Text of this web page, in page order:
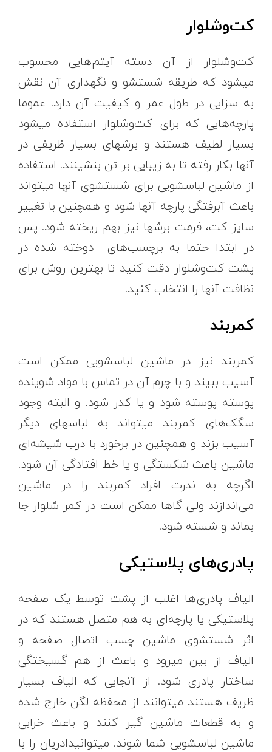
کت‌و‌شلوار
کت‌و‌شلوار از آن دسته آیتم‌هایی محسوب
میشود که طریقه شستشو و نگهداری آن نقش
به سزایی در طول عمر و کیفیت آن دارد. عموما
پارچه‌هایی که برای کت‌و‌شلوار استفاده میشود
بسیار لطیف هستند و برشهای بسیار ظریفی در
آنها بکار رفته تا به زیبایی بر تن بنشینند. استفاده
از ماشین لباسشویی برای شستشوی آنها میتواند
باعث آبرفتگی پارچه آنها شود و همچنین با تغییر
سایز کت، فرمت برشها نیز بهم ریخته شود. پس
در ابتدا حتما به برچسب‌های دوخته شده در
پشت کت‌و‌شلوار دقت کنید تا بهترین روش برای
نظافت آنها را انتخاب کنید.
کمربند
کمربند نیز در ماشین لباسشویی ممکن است
آسیب ببیند و با چرم آن در تماس با مواد شوینده
پوسته پوسته شود و یا کدر شود. و البته وجود
سگک‌های کمربند میتواند به لباسهای دیگر
آسیب بزند و همچنین در برخورد با درب شیشه‌ای
ماشین باعث شکستگی و یا خط افتادگی آن شود.
اگرچه به ندرت افراد کمربند را در ماشین
می‌اندازند ولی گاها ممکن است در کمر شلوار جا
بماند و شسته شود.
پادری‌های پلاستیکی
الیاف پادری‌ها اغلب از پشت توسط یک صفحه
پلاستیکی یا پارچه‌ای به هم متصل هستند که در
اثر شستشوی ماشین چسب اتصال صفحه و
الیاف از بین میرود و باعث از هم گسیختگی
ساختار پادری شود. از آنجایی که الیاف بسیار
ظریف هستند میتوانند از محفظه لگن خارج شده
و به قطعات ماشین گیر کنند و باعث خرابی
ماشین لباسشویی شما شوند. میتوانیدادریان را با